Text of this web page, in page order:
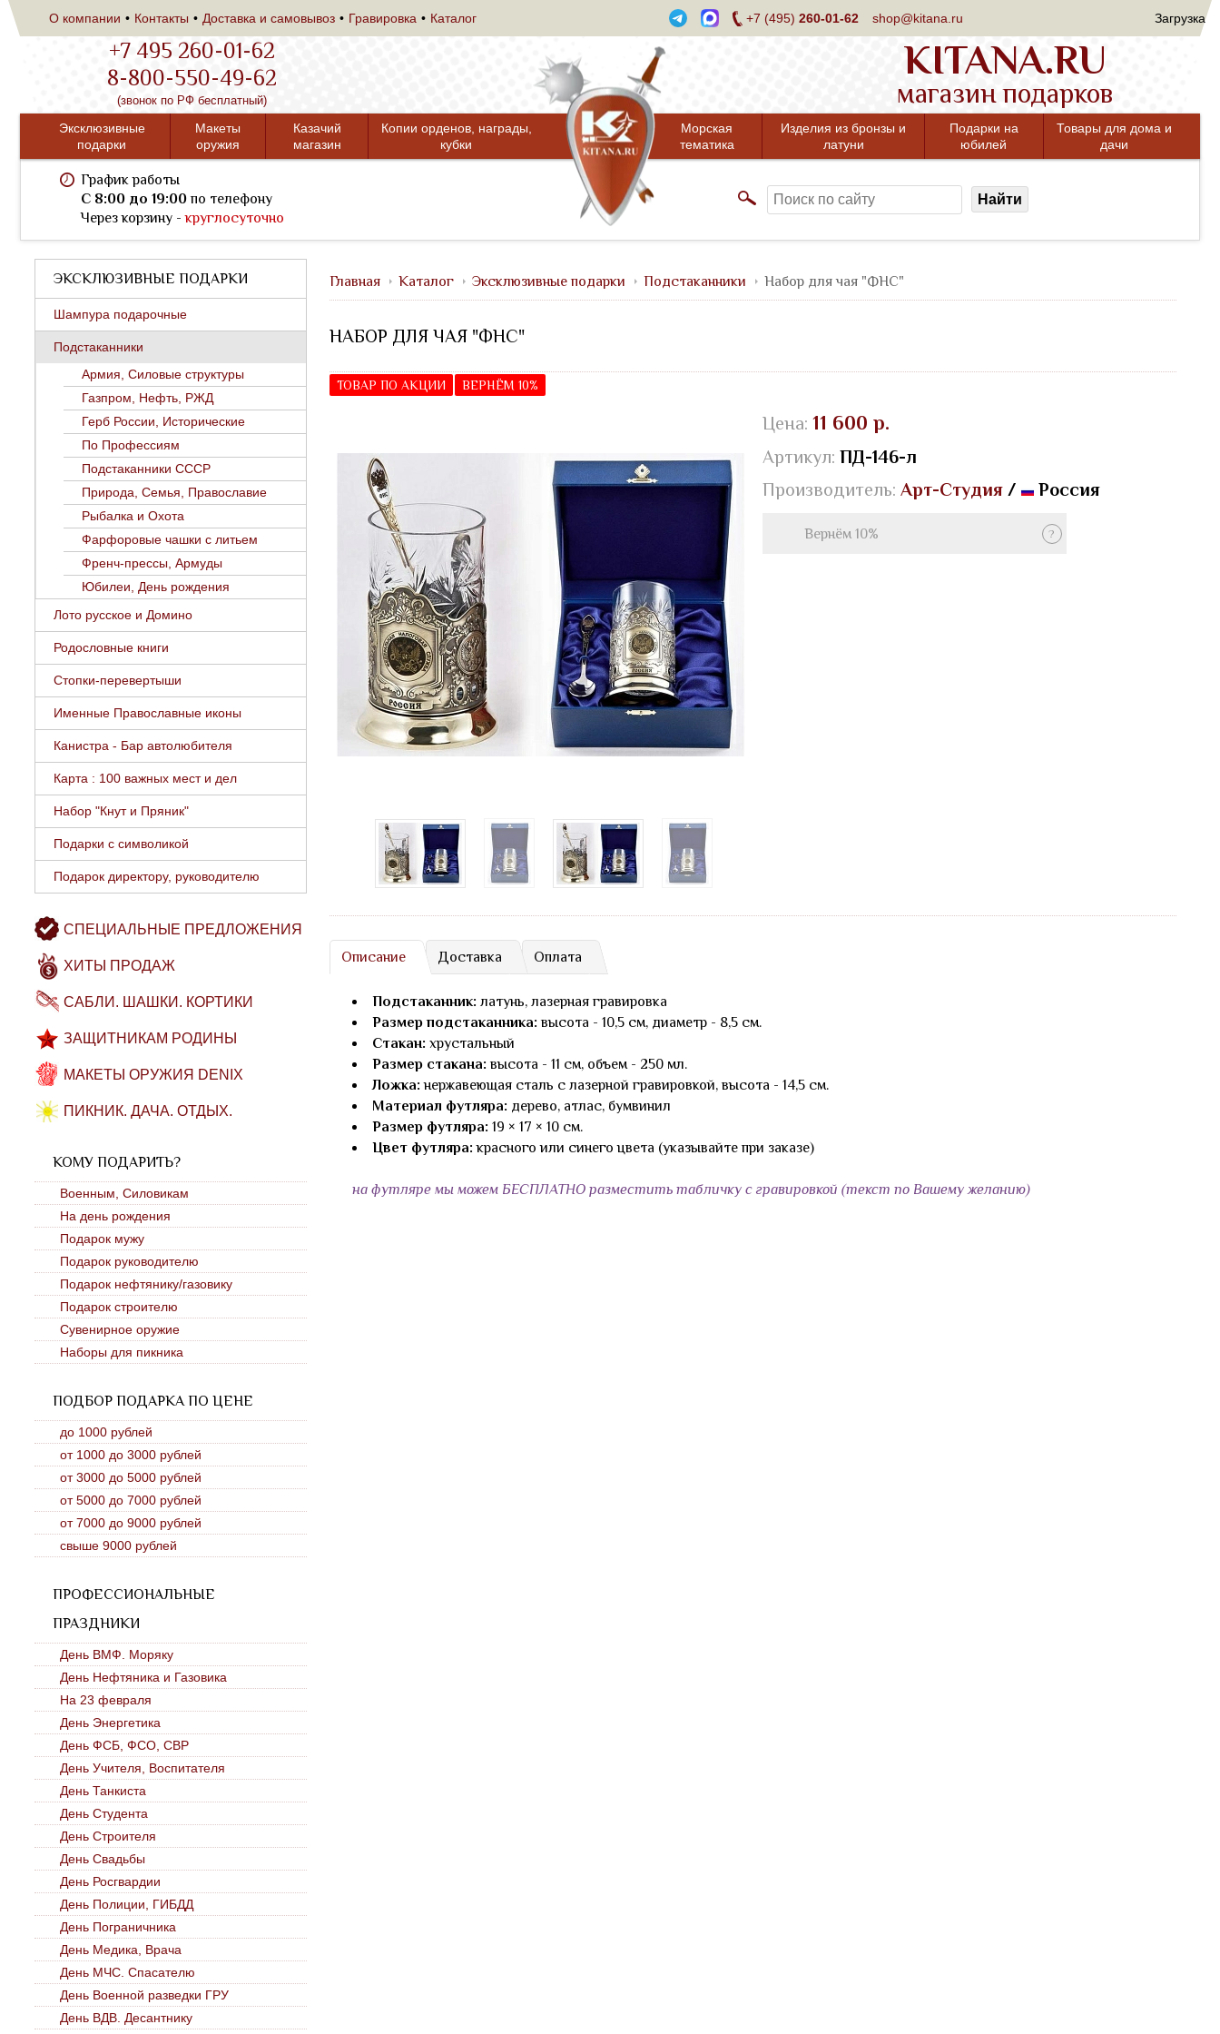
О компании Контакты Доставка и самовывоз Гравировка Каталог +7 (495) 260-01-62 shop@kitana.ru Загрузка
+7 495 260-01-62
8-800-550-49-62
(звонок по РФ бесплатный)
KITANA.RU
магазин подарков
Эксклюзивные
подарки
Макеты
оружия
Казачий
магазин
Копии орденов, награды,
кубки
Морская
тематика
Изделия из бронзы и
латуни
Подарки на
юбилей
Товары для дома и
дачи
График работы
C 8:00 до 19:00по телефону
Через корзину -круглосуточно
Найти
ЭКСКЛЮЗИВНЫЕ ПОДАРКИ
Шампура подарочные
Подстаканники
Армия, Силовые структуры
Газпром, Нефть, РЖД
Герб России, Исторические
По Профессиям
Подстаканники СССР
Природа, Семья, Православие
Рыбалка и Охота
Фарфоровые чашки с литьем
Френч-прессы, Армуды
Юбилеи, День рождения
Лото русское и Домино
Родословные книги
Стопки-перевертыши
Именные Православные иконы
Канистра - Бар автолюбителя
Карта : 100 важных мест и дел
Набор "Кнут и Пряник"
Подарки с символикой
Подарок директору, руководителю
СПЕЦИАЛЬНЫЕ ПРЕДЛОЖЕНИЯ
ХИТЫ ПРОДАЖ
САБЛИ. ШАШКИ. КОРТИКИ
ЗАЩИТНИКАМ РОДИНЫ
МАКЕТЫ ОРУЖИЯ DENIX
ПИКНИК. ДАЧА. ОТДЫХ.
КОМУ ПОДАРИТЬ?
Военным, Силовикам
На день рождения
Подарок мужу
Подарок руководителю
Подарок нефтянику/газовику
Подарок строителю
Сувенирное оружие
Наборы для пикника
ПОДБОР ПОДАРКА ПО ЦЕНЕ
до 1000 рублей
от 1000 до 3000 рублей
от 3000 до 5000 рублей
от 5000 до 7000 рублей
от 7000 до 9000 рублей
свыше 9000 рублей
ПРОФЕССИОНАЛЬНЫЕ
ПРАЗДНИКИ
День ВМФ. Моряку
День Нефтяника и Газовика
На 23 февраля
День Энергетика
День ФСБ, ФСО, СВР
День Учителя, Воспитателя
День Танкиста
День Студента
День Строителя
День Свадьбы
День Росгвардии
День Полиции, ГИБДД
День Пограничника
День Медика, Врача
День МЧС. Спасателю
День Военной разведки ГРУ
День ВДВ. Десантнику
Главная Каталог Эксклюзивные подарки Подстаканники Набор для чая "ФНС"
НАБОР ДЛЯ ЧАЯ "ФНС"
ТОВАР ПО АКЦИИ ВЕРНЁМ 10%
Цена: 11 600 р.
Артикул: ПД-146-л
Производитель: Арт-Студия/ Россия
Вернём 10%
Описание Доставка Оплата
Подстаканник: латунь, лазерная гравировка
Размер подстаканника: высота - 10,5 см, диаметр - 8,5 см.
Стакан: хрустальный
Размер стакана: высота - 11 см, объем - 250 мл.
Ложка: нержавеющая сталь с лазерной гравировкой, высота - 14,5 см.
Материал футляра: дерево, атлас, бумвинил
Размер футляра: 19 × 17 × 10 см.
Цвет футляра: красного или синего цвета (указывайте при заказе)
на футляре мы можем БЕСПЛАТНО разместить табличку с гравировкой (текст по Вашему желанию)